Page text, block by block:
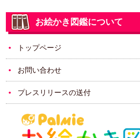
お絵かき図鑑について
トップページ
お問い合わせ
プレスリリースの送付